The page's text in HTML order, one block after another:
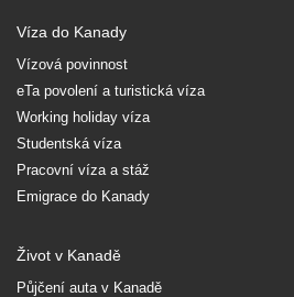
Víza do Kanady
Vízová povinnost
eTa povolení a turistická víza
Working holiday víza
Studentská víza
Pracovní víza a stáž
Emigrace do Kanady
Život v Kanadě
Půjčení auta v Kanadě